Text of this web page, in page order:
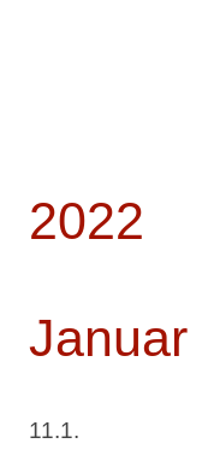
2022
Januar
11.1.